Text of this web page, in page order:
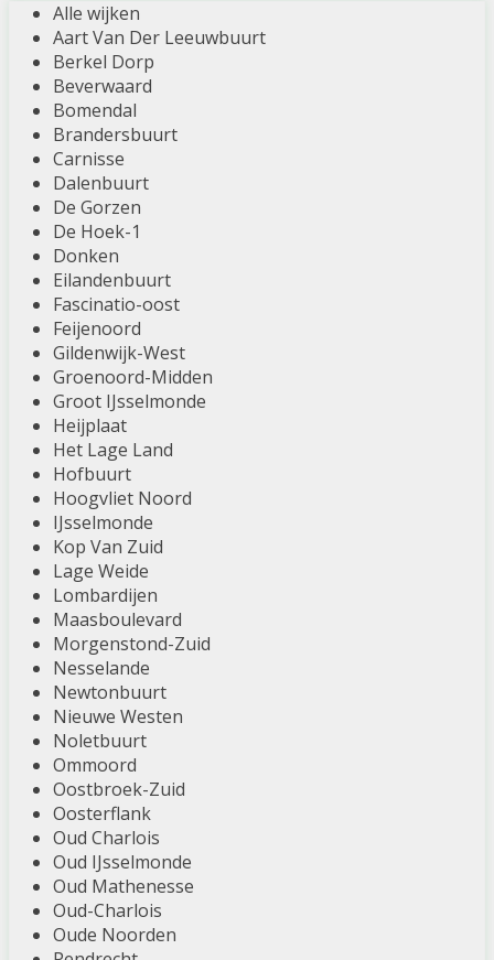
Alle wijken
Aart Van Der Leeuwbuurt
Berkel Dorp
Beverwaard
Bomendal
Brandersbuurt
Carnisse
Dalenbuurt
De Gorzen
De Hoek-1
Donken
Eilandenbuurt
Fascinatio-oost
Feijenoord
Gildenwijk-West
Groenoord-Midden
Groot IJsselmonde
Heijplaat
Het Lage Land
Hofbuurt
Hoogvliet Noord
IJsselmonde
Kop Van Zuid
Lage Weide
Lombardijen
Maasboulevard
Morgenstond-Zuid
Nesselande
Newtonbuurt
Nieuwe Westen
Noletbuurt
Ommoord
Oostbroek-Zuid
Oosterflank
Oud Charlois
Oud IJsselmonde
Oud Mathenesse
Oud-Charlois
Oude Noorden